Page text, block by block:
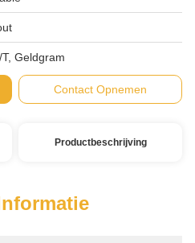
Geldgram
Contact Opnemen
Productbeschrijving